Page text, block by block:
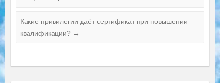
Какие привилегии даёт сертификат при повышении
квалификации? →